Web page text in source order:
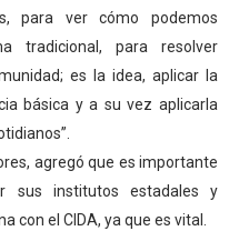
para ver cómo podemos
tradicional, para resolver
es la idea, aplicar la
básica y a su vez aplicarla
agregó que es importante
sus institutos estadales y
con el CIDA, ya que es vital.